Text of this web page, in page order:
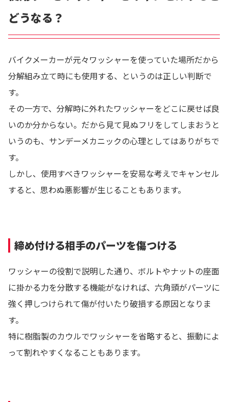
どうなる？
バイクメーカーが元々ワッシャーを使っていた場所だから
分解組み立て時にも使用する、というのは正しい判断で
す。
その一方で、分解時に外れたワッシャーをどこに戻せば良
いのか分からない。だから見て見ぬフリをしてしまおうと
いうのも、サンデーメカニックの心理としてはありがちで
す。
しかし、使用すべきワッシャーを安易な考えでキャンセル
すると、思わぬ悪影響が生じることもあります。
締め付ける相手のパーツを傷つける
ワッシャーの役割で説明した通り、ボルトやナットの座面
に掛かる力を分散する機能がなければ、六角頭がパーツに
強く押しつけられて傷が付いたり破損する原因となりま
す。
特に樹脂製のカウルでワッシャーを省略すると、振動によ
って割れやすくなることもあります。